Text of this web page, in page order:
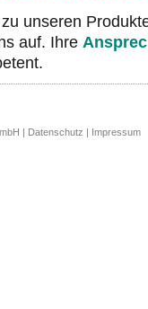
unseren
auf. Ihre
| Datenschutz | Impressum